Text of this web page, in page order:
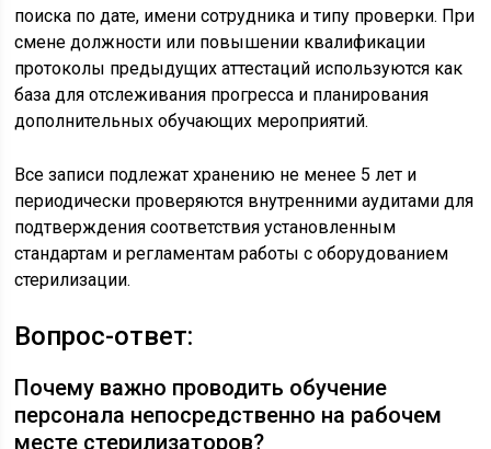
поиска по дате, имени сотрудника и типу проверки. При
смене должности или повышении квалификации
протоколы предыдущих аттестаций используются как
база для отслеживания прогресса и планирования
дополнительных обучающих мероприятий.
Все записи подлежат хранению не менее 5 лет и
периодически проверяются внутренними аудитами для
подтверждения соответствия установленным
стандартам и регламентам работы с оборудованием
стерилизации.
Вопрос-ответ:
Почему важно проводить обучение
персонала непосредственно на рабочем
месте стерилизаторов?